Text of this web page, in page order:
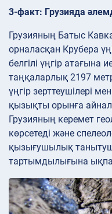
3-факт: Грузияда
Грузияның Батыс
орналасқан Крубера
белгілі үңгір атағына
таңқаларлық 2197
үңгір зерттеушілері
қызықты орынға
Грузияның керемет
көрсетеді және
қызығушылық
тартымдылығына